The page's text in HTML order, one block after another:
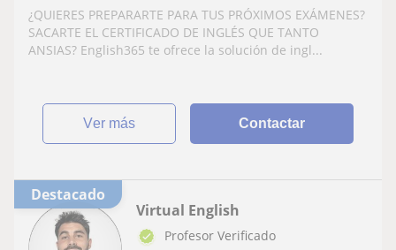
¿QUIERES PREPARARTE PARA TUS PRÓXIMOS EXÁMENES?
SACARTE EL CERTIFICADO DE INGLÉS QUE TANTO
ANSIAS? English365 te ofrece la solución de ingl...
ver más Contactar
Destacado
Virtual English
Profesor Verificado